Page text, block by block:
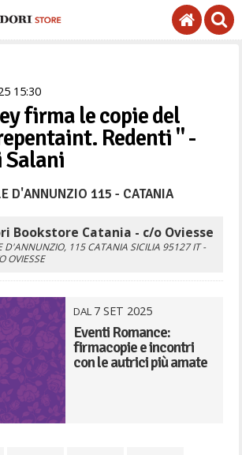
1530
firma le copie del
Redenti " -
Salani
D'ANNUNZIO 115 - CATANIA
Bookstore Catania - c/o Oviesse
D'ANNUNZIO, 115CATANIA SICILIA 95127 IT -
OVIESSE
DAL7 SET 2025
Eventi Romance:
firmacopie e incontri
con le autrici più amate